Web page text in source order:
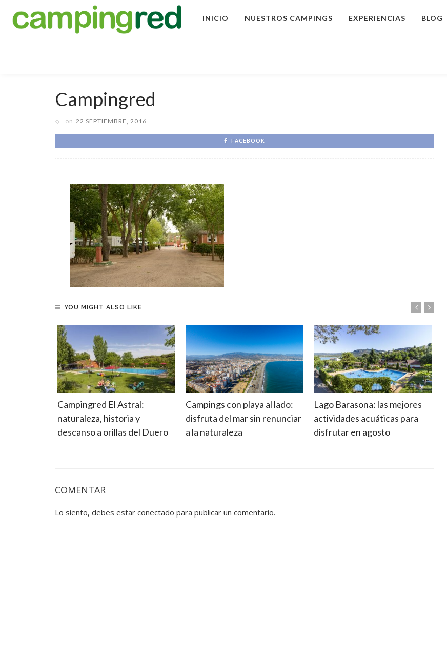
INICIO NUESTROS CAMPINGS EXPERIENCIAS BLOG
Campingred
on 22 SEPTIEMBRE, 2016
FACEBOOK
YOU MIGHT ALSO LIKE
Campingred El Astral:
naturaleza, historia y
descanso a orillas del Duero
Campings con playa al lado:
disfruta del mar sin renunciar
a la naturaleza
Lago Barasona: las mejores
actividades acuáticas para
disfrutar en agosto
COMENTAR
Lo siento, debes estar conectado para publicar un comentario.